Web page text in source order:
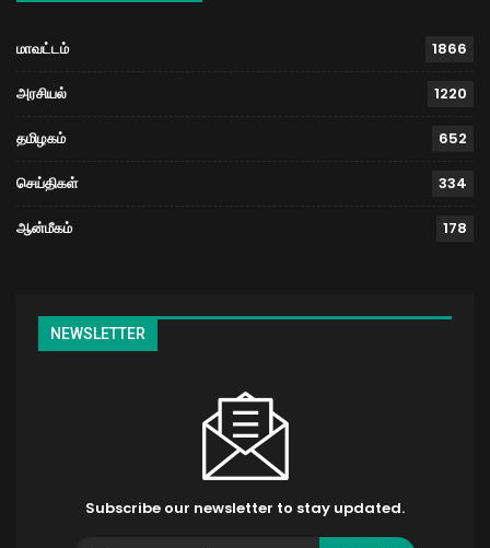
மாவட்டம் 1866
அரசியல் 1220
தமிழகம் 652
செய்திகள் 334
ஆன்மீகம் 178
NEWSLETTER
Subscribe our newsletter to stay updated.